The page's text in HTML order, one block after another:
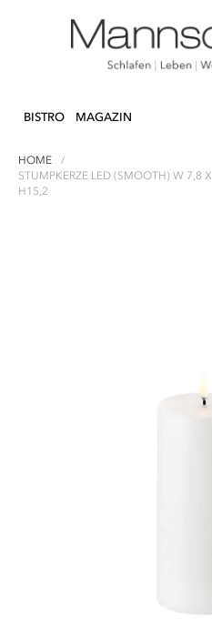
zum
BISTRO MAGAZIN
HOME
STUMPKERZE LED (SMOOTH) W 7,8 X
H15,2